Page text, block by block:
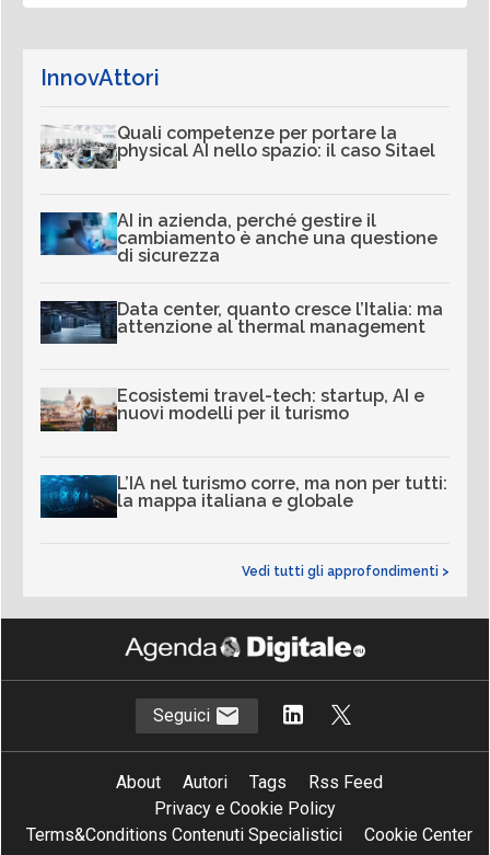
InnovAttori
Quali competenze per portare la
physical AI nello spazio: il caso Sitael
AI in azienda, perché gestire il
cambiamento è anche una questione
di sicurezza
Data center, quanto cresce l’Italia: ma
attenzione al thermal management
Ecosistemi travel-tech: startup, AI e
nuovi modelli per il turismo
L’IA nel turismo corre, ma non per tutti:
la mappa italiana e globale
Vedi tutti gli approfondimenti >
Seguici
About Autori Tags
Rss Feed
Privacy e Cookie Policy
Terms&Conditions Contenuti Specialistici
Cookie Center